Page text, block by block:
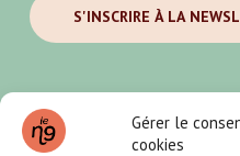
Gérer le
cookies